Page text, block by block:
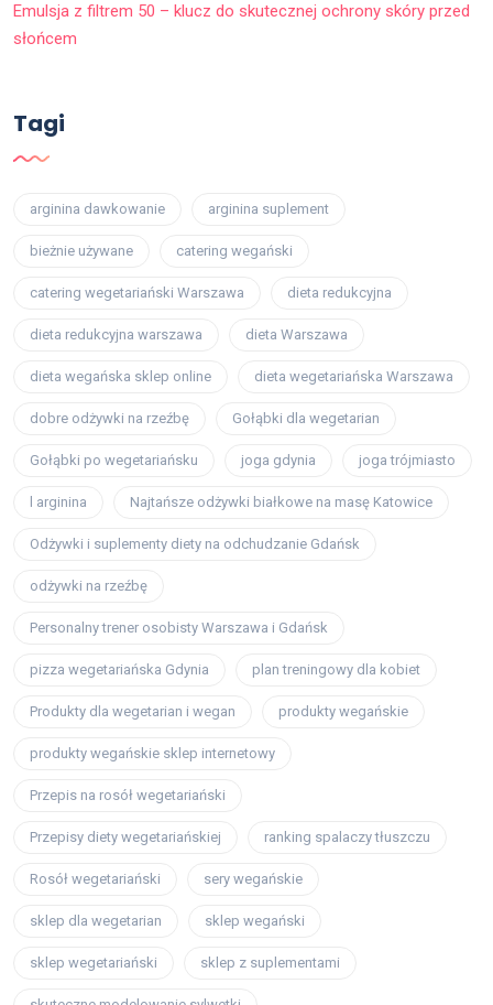
Emulsja z filtrem 50 – klucz do skutecznej ochrony skóry przed
słońcem
Tagi
arginina dawkowanie arginina suplement
bieżnie używane catering wegański
catering wegetariański Warszawa dieta redukcyjna
dieta redukcyjna warszawa dieta Warszawa
dieta wegańska sklep online dieta wegetariańska Warszawa
dobre odżywki na rzeźbę Gołąbki dla wegetarian
Gołąbki po wegetariańsku joga gdynia joga trójmiasto
l arginina Najtańsze odżywki białkowe na masę Katowice
Odżywki i suplementy diety na odchudzanie Gdańsk
odżywki na rzeźbę
Personalny trener osobisty Warszawa i Gdańsk
pizza wegetariańska Gdynia plan treningowy dla kobiet
Produkty dla wegetarian i wegan produkty wegańskie
produkty wegańskie sklep internetowy
Przepis na rosół wegetariański
Przepisy diety wegetariańskiej ranking spalaczy tłuszczu
Rosół wegetariański sery wegańskie
sklep dla wegetarian sklep wegański
sklep wegetariański sklep z suplementami